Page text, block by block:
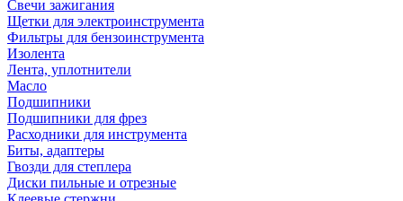
Свечи зажигания
Щетки для электроинструмента
Фильтры для бензоинструмента
Изолента
Лента, уплотнители
Масло
Подшипники
Подшипники для фрез
Расходники для инструмента
Биты, адаптеры
Гвозди для степлера
Диски пильные и отрезные